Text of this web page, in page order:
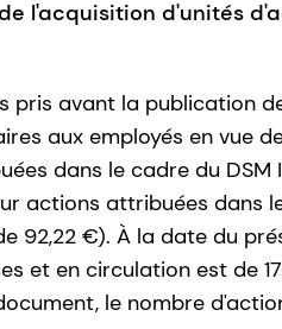
l'acquisition d'unités
avant la publication
aux employés en vue
dans le cadre du DSM
actions attribuées dans
92,22 €). À la date du
et en circulation est de
le nombre